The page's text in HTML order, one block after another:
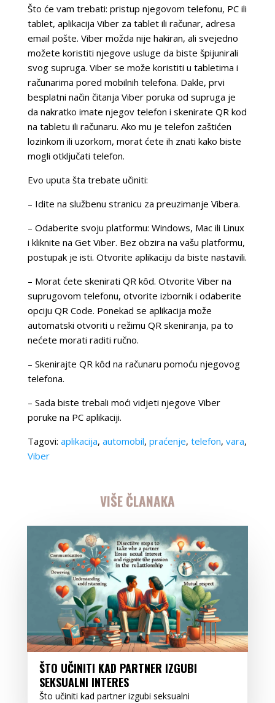
Što će vam trebati: pristup njegovom telefonu, PC ili
tablet, aplikacija Viber za tablet ili računar, adresa
email pošte. Viber možda nije hakiran, ali svejedno
možete koristiti njegove usluge da biste špijunirali
svog supruga. Viber se može koristiti u tabletima i
računarima pored mobilnih telefona. Dakle, prvi
besplatni način čitanja Viber poruka od supruga je
da nakratko imate njegov telefon i skenirate QR kod
na tabletu ili računaru. Ako mu je telefon zaštićen
lozinkom ili uzorkom, morat ćete ih znati kako biste
mogli otključati telefon.
Evo uputa šta trebate učiniti:
– Idite na službenu stranicu za preuzimanje Vibera.
– Odaberite svoju platformu: Windows, Mac ili Linux
i kliknite na Get Viber. Bez obzira na vašu platformu,
postupak je isti. Otvorite aplikaciju da biste nastavili.
– Morat ćete skenirati QR kôd. Otvorite Viber na
suprugovom telefonu, otvorite izbornik i odaberite
opciju QR Code. Ponekad se aplikacija može
automatski otvoriti u režimu QR skeniranja, pa to
nećete morati raditi ručno.
– Skenirajte QR kôd na računaru pomoću njegovog
telefona.
– Sada biste trebali moći vidjeti njegove Viber
poruke na PC aplikaciji.
Tagovi: aplikacija, automobil, praćenje, telefon, vara,
Viber
VIŠE ČLANAKA
ŠTO UČINITI KAD PARTNER IZGUBI
SEKSUALNI INTERES
Što učiniti kad partner izgubi seksualni